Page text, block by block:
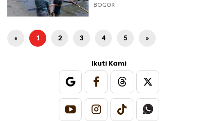
BOGOR
« 1 2 3 4 5 »
Ikuti Kami